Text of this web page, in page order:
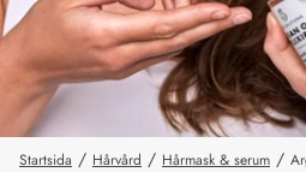
Startsida / Hårvård / Hårmask & serum /